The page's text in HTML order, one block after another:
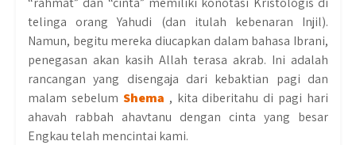
telinga orang Yahudi (dan itulah kebenaran Injil).
Namun, begitu mereka diucapkan dalam bahasa Ibrani,
penegasan akan kasih Allah terasa akrab. Ini adalah
rancangan yang disengaja dari kebaktian pagi dan
malam sebelum Shema , kita diberitahu di pagi hari
ahavah rabbah ahavtanu dengan cinta yang besar
Engkau telah mencintai kami.